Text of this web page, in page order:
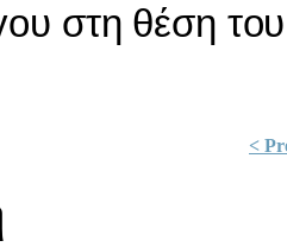
υ στη θέση τo
<